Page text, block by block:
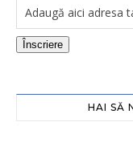
Înscriere
HAI SĂ